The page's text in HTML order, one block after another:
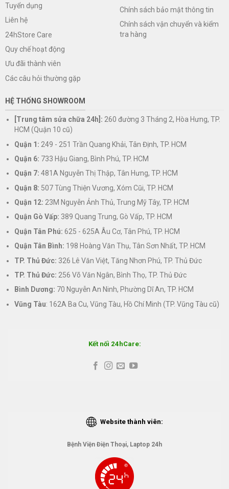
Tuyển dụng
Liên hệ
24hStore Care
Quy chế hoạt động
Ưu đãi thành viên
Các câu hỏi thường gặp
Chính sách bảo mật thông tin
Chính sách vận chuyển và kiểm
tra hàng
HỆ THỐNG SHOWROOM
[Trung tâm sửa chữa 24h]: 260 đường 3 Tháng 2, Hòa Hưng, TP.
HCM (Quận 10 cũ)
Quận 1: 249 - 251 Trần Quang Khải, Tân Định, TP. HCM
Quận 6: 733 Hậu Giang, Bình Phú, TP. HCM
Quận 7: 481A Nguyễn Thị Thập, Tân Hưng, TP. HCM
Quận 8: 507 Tùng Thiện Vương, Xóm Cũi, TP. HCM
Quận 12: 23M Nguyễn Ảnh Thủ, Trung Mỹ Tây, TP. HCM
Quận Gò Vấp: 389 Quang Trung, Gò Vấp, TP. HCM
Quận Tân Phú: 625 - 625A Âu Cơ, Tân Phú, TP. HCM
Quận Tân Bình: 198 Hoàng Văn Thụ, Tân Sơn Nhất, TP. HCM
TP. Thủ Đức: 326 Lê Văn Việt, Tăng Nhơn Phú, TP. Thủ Đức
TP. Thủ Đức: 256 Võ Văn Ngân, Bình Thọ, TP. Thủ Đức
Bình Dương: 70 Nguyễn An Ninh, Phường Dĩ An, TP. HCM
Vũng Tàu: 162A Ba Cu, Vũng Tàu, Hồ Chí Minh (TP. Vũng Tàu cũ)
Kết nối 24hCare:
Website thành viên:
Bệnh Viện Điện Thoại, Laptop 24h